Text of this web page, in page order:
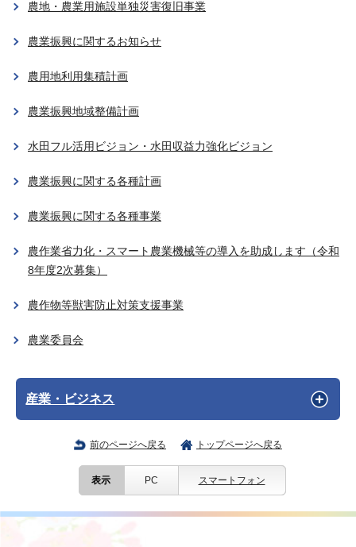
農地・農業用施設単独災害復旧事業
農業振興に関するお知らせ
農用地利用集積計画
農業振興地域整備計画
水田フル活用ビジョン・水田収益力強化ビジョン
農業振興に関する各種計画
農業振興に関する各種事業
農作業省力化・スマート農業機械等の導入を助成します（令和
8年度2次募集）
農作物等獣害防止対策支援事業
農業委員会
産業・ビジネス
前のページへ戻る トップページへ戻る
表示 PC スマートフォン